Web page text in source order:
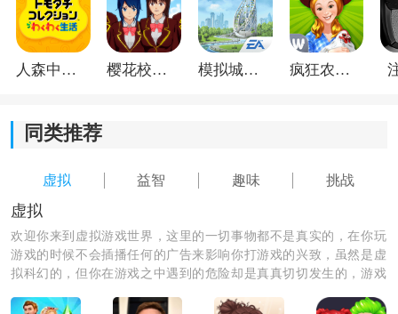
《梦幻狗狗》游戏优势：
1)每个关卡都经过精心设计，充满了挑战性，需要通过观
察、推理和分析来解决问题，大大提升了游戏的乐趣和
人森中文版 樱花校园模拟器1.048.00中文版 模拟城市我是巿长联机版 疯狂农场3美国派19
同类推荐
虚拟 益智 趣味 挑战
虚拟
欢迎你来到虚拟游戏世界，这里的一切事物都不是真实的，在你玩
游戏的时候不会插播任何的广告来影响你打游戏的兴致，虽然是虚
拟科幻的，但你在游戏之中遇到的危险却是真真切切发生的，游戏